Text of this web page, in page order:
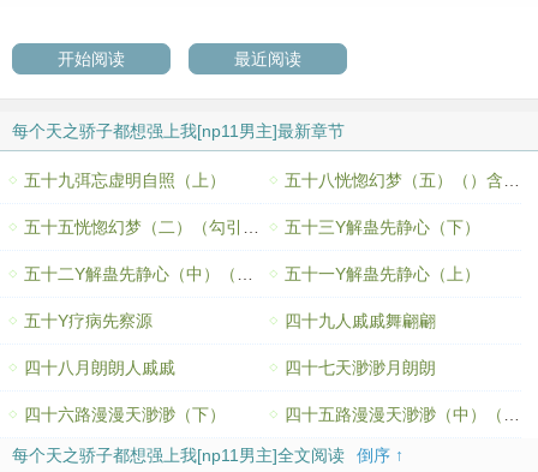
开始阅读 最近阅读
每个天之骄子都想强上我[np11男主]最新章节
五十九弭忘虚明自照（上） 五十八恍惚幻梦（五）（）含量70%
五十五恍惚幻梦（二）（勾引）含量80% 五十三Y解蛊先静心（下）
五十二Y解蛊先静心（中）（1000珠珠加更） 五十一Y解蛊先静心（上）
五十Y疗病先察源 四十九人戚戚舞翩翩
四十八月朗朗人戚戚 四十七天渺渺月朗朗
四十六路漫漫天渺渺（下） 四十五路漫漫天渺渺（中）（750珠珠加更）
每个天之骄子都想强上我[np11男主]全文阅读 倒序 ↑